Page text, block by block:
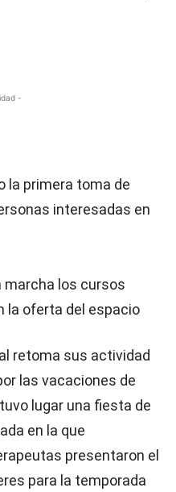
-
marcha los cursos
la oferta del espacio
retoma sus actividad
las vacaciones de
lugar una fiesta de
en la que
presentaron el
para la temporada